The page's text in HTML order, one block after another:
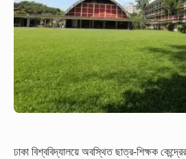
ঢাকা বিশ্ববিদ্যালয়ে অবস্থিত ছাত্র-শিক্ষক